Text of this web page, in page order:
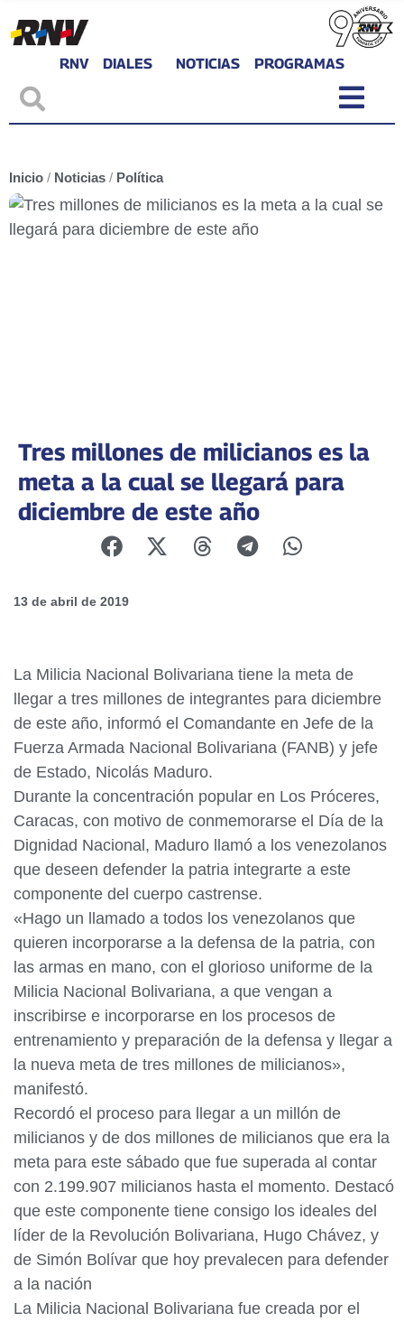
RNV DIALES NOTICIAS PROGRAMAS
Inicio / Noticias / Política
Tres millones de milicianos es la
meta a la cual se llegará para
diciembre de este año
13 de abril de 2019
La Milicia Nacional Bolivariana tiene la meta de
llegar a tres millones de integrantes para diciembre
de este año, informó el Comandante en Jefe de la
Fuerza Armada Nacional Bolivariana (FANB) y jefe
de Estado, Nicolás Maduro.
Durante la concentración popular en Los Próceres,
Caracas, con motivo de conmemorarse el Día de la
Dignidad Nacional, Maduro llamó a los venezolanos
que deseen defender la patria integrarte a este
componente del cuerpo castrense.
«Hago un llamado a todos los venezolanos que
quieren incorporarse a la defensa de la patria, con
las armas en mano, con el glorioso uniforme de la
Milicia Nacional Bolivariana, a que vengan a
inscribirse e incorporarse en los procesos de
entrenamiento y preparación de la defensa y llegar a
la nueva meta de tres millones de milicianos»,
manifestó.
Recordó el proceso para llegar a un millón de
milicianos y de dos millones de milicianos que era la
meta para este sábado que fue superada al contar
con 2.199.907 milicianos hasta el momento. Destacó
que este componente tiene consigo los ideales del
líder de la Revolución Bolivariana, Hugo Chávez, y
de Simón Bolívar que hoy prevalecen para defender
a la nación
La Milicia Nacional Bolivariana fue creada por el